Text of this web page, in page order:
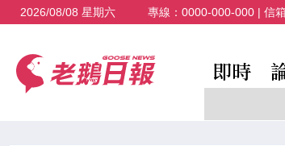
2026/08/08 星期六 專線： 0000-000-000 | 信
即時